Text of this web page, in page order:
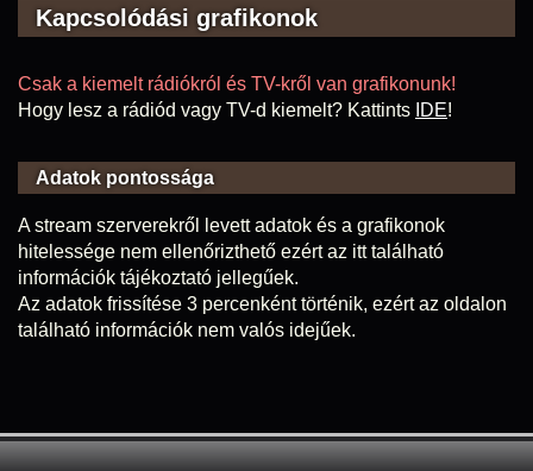
Kapcsolódási grafikonok
Csak a kiemelt rádiókról és TV-kről van grafikonunk!
Hogy lesz a rádiód vagy TV-d kiemelt? Kattints IDE!
Adatok pontossága
A stream szerverekről levett adatok és a grafikonok
hitelessége nem ellenőrizthető ezért az itt található
információk tájékoztató jellegűek.
Az adatok frissítése 3 percenként történik, ezért az oldalon
található információk nem valós idejűek.